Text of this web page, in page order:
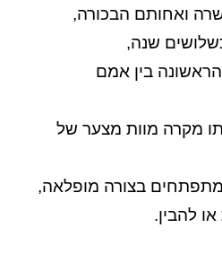
ואחותם הבכורה,
שנה,
בין אמם
מקרה מוות מצער של
בצורה מופלאה,
להבין.